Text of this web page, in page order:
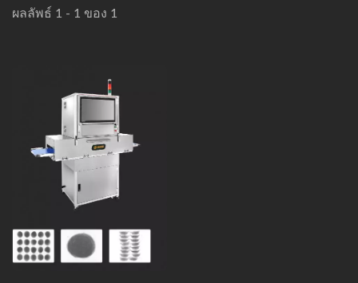
ผลลัพธ์ 1 - 1 ของ 1